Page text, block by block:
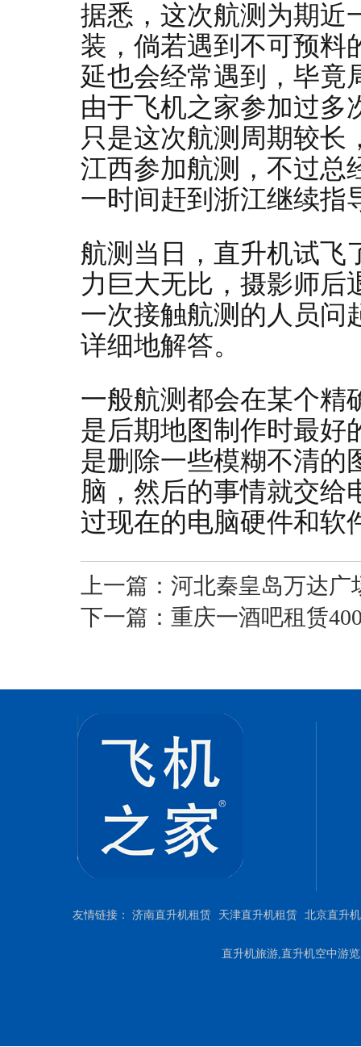
据悉，这次航测为期近
装，倘若遇到不可预料
延也会经常遇到，毕竟
由于飞机之家参加过多
只是这次航测周期较长
江西参加航测，不过总
一时间赶到浙江继续指
航测当日，直升机试飞
力巨大无比，摄影师后
一次接触航测的人员问
详细地解答。
一般航测都会在某个精
是后期地图制作时最好
是删除一些模糊不清的
脑，然后的事情就交给
过现在的电脑硬件和软
上一篇： 河北秦皇岛万达广
下一篇： 重庆一酒吧租赁
友情链接： 济南直升机租赁 天津直升机租赁 北京直升
直升机旅游,直升机空中游